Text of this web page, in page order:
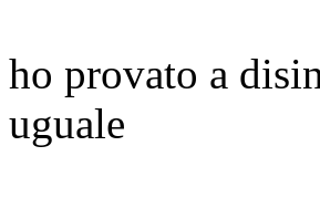
ho provato a
uguale